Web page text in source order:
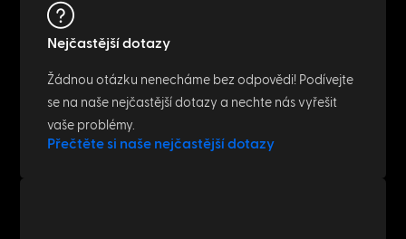
Nejčastější dotazy
Žádnou otázku nenecháme bez odpovědi! Podívejte
se na naše nejčastější dotazy a nechte nás vyřešit
vaše problémy.
Přečtěte si naše nejčastější dotazy